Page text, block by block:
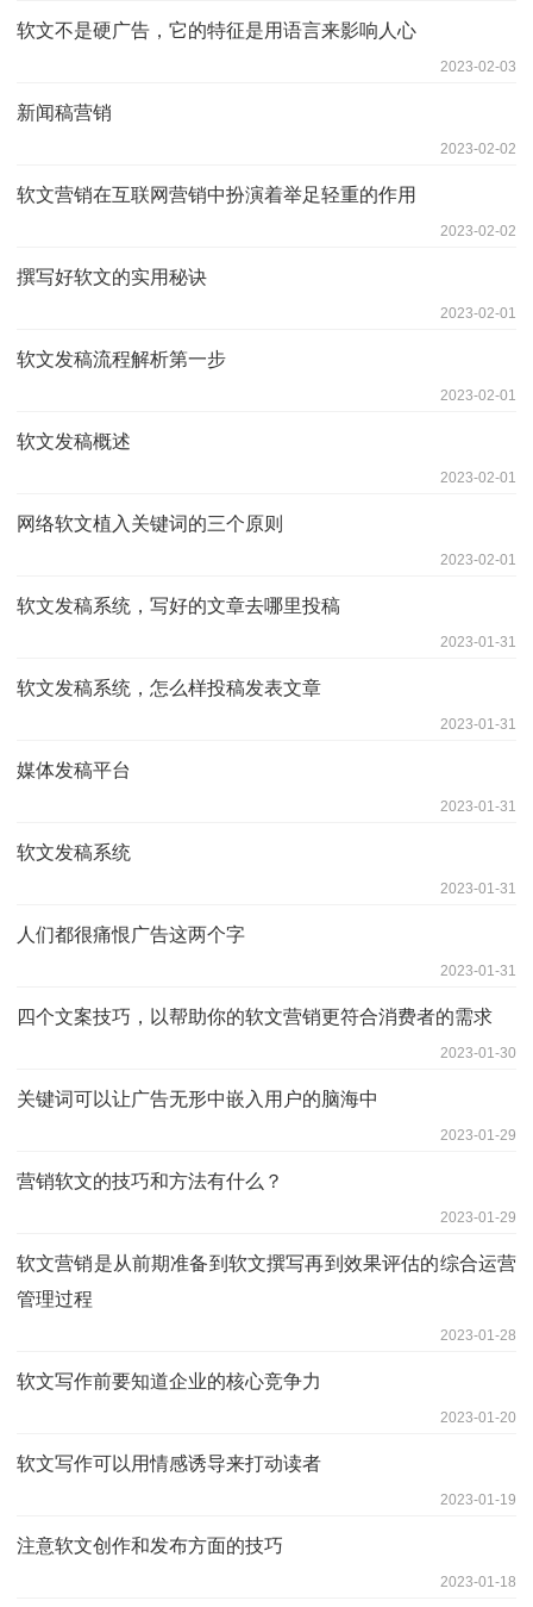
软文不是硬广告，它的特征是用语言来影响人心
2023-02-03
新闻稿营销
2023-02-02
软文营销在互联网营销中扮演着举足轻重的作用
2023-02-02
撰写好软文的实用秘诀
2023-02-01
软文发稿流程解析第一步
2023-02-01
软文发稿概述
2023-02-01
网络软文植入关键词的三个原则
2023-02-01
软文发稿系统，写好的文章去哪里投稿
2023-01-31
软文发稿系统，怎么样投稿发表文章
2023-01-31
媒体发稿平台
2023-01-31
软文发稿系统
2023-01-31
人们都很痛恨广告这两个字
2023-01-31
四个文案技巧，以帮助你的软文营销更符合消费者的需求
2023-01-30
关键词可以让广告无形中嵌入用户的脑海中
2023-01-29
营销软文的技巧和方法有什么？
2023-01-29
软文营销是从前期准备到软文撰写再到效果评估的综合运营
管理过程
2023-01-28
软文写作前要知道企业的核心竞争力
2023-01-20
软文写作可以用情感诱导来打动读者
2023-01-19
注意软文创作和发布方面的技巧
2023-01-18